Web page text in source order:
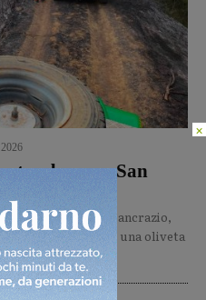
e bosco a San
bruciata
Rubeschi, a San Pancrazio,
che ha interessato una oliveta
×